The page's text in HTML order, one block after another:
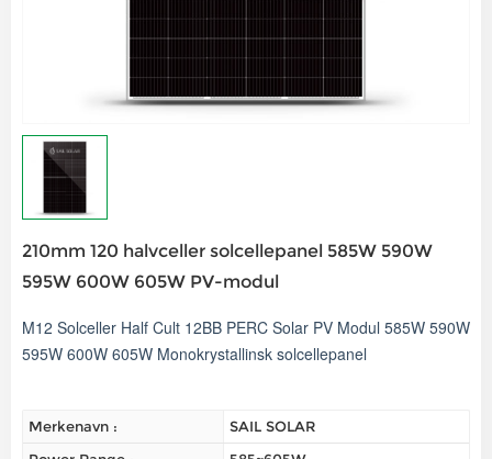
210mm 120 halvceller solcellepanel 585W 590W
595W 600W 605W PV-modul
M12 Solceller Half Cult 12BB PERC Solar PV Modul 585W 590W
595W 600W 605W Monokrystallinsk solcellepanel
Merkenavn :
SAIL SOLAR